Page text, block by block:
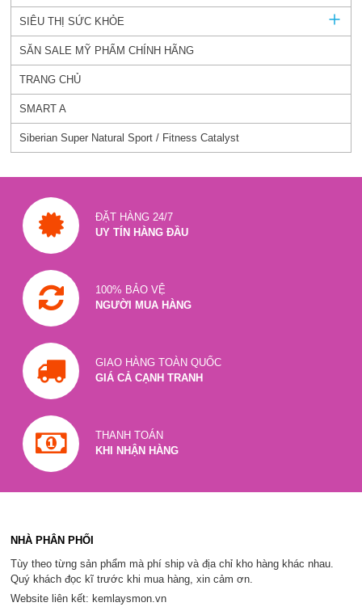
SIÊU THỊ SỨC KHỎE
SĂN SALE MỸ PHẨM CHÍNH HÃNG
TRANG CHỦ
SMART A
Siberian Super Natural Sport / Fitness Catalyst
ĐẶT HÀNG 24/7
UY TÍN HÀNG ĐẦU
100% BẢO VỆ
NGƯỜI MUA HÀNG
GIAO HÀNG TOÀN QUỐC
GIÁ CẢ CẠNH TRANH
THANH TOÁN
KHI NHẬN HÀNG
NHÀ PHÂN PHỐI
Tùy theo từng sản phẩm mà phí ship và địa chỉ kho hàng khác nhau.
Quý khách đọc kĩ trước khi mua hàng, xin cảm ơn.
Website liên kết: kemlaysmon.vn